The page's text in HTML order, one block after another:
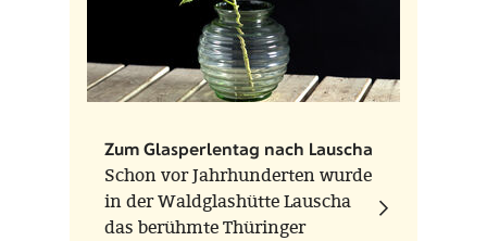
Zum Glasperlentag nach Lauscha
Schon vor Jahrhunderten wurde
in der Waldglashütte Lauscha
das berühmte Thüringer